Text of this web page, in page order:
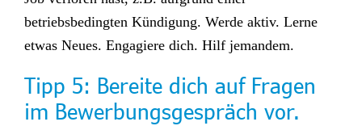
betriebsbedingten Kündigung. Werde aktiv. Lerne
etwas Neues. Engagiere dich. Hilf jemandem.
Tipp 5: Bereite dich auf Fragen
im Bewerbungsgespräch vor.